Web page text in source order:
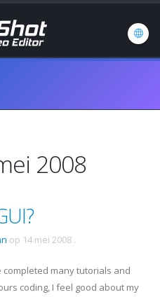
2008
op 14 mei 2008 .
completed many tutorials and
coding, I feel good about my